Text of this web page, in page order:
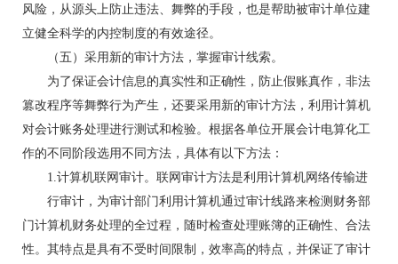
风险，从源头上防止违法、舞弊的手段，也是帮助被审计单位建
立健全科学的内控制度的有效途径。
（五）采用新的审计方法，掌握审计线索。
为了保证会计信息的真实性和正确性，防止假账真作，非法
篡改程序等舞弊行为产生，还要采用新的审计方法，利用计算机
对会计账务处理进行测试和检验。根据各单位开展会计电算化工
作的不同阶段选用不同方法，具体有以下方法：
1.计算机联网审计。联网审计方法是利用计算机网络传输进
行审计，为审计部门利用计算机通过审计线路来检测财务部
门计算机财务处理的全过程，随时检查处理账簿的正确性、合法
性。其特点是具有不受时间限制，效率高的特点，并保证了审计